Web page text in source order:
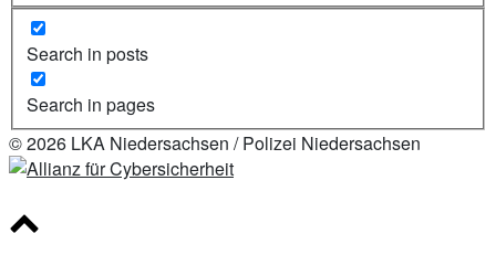
Search in posts
Search in pages
© 2026 LKA Niedersachsen / Polizei Niedersachsen
Scroll